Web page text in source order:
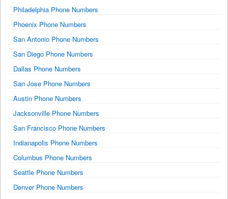
Philadelphia Phone Numbers
Phoenix Phone Numbers
San Antonio Phone Numbers
San Diego Phone Numbers
Dallas Phone Numbers
San Jose Phone Numbers
Austin Phone Numbers
Jacksonville Phone Numbers
San Francisco Phone Numbers
Indianapolis Phone Numbers
Columbus Phone Numbers
Seattle Phone Numbers
Denver Phone Numbers